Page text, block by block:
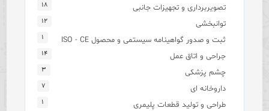
تصویربرداری و تجهیزات جانبی ۱۸
توانبخشی ۱۲
ثبت و صدور گواهینامه سیستمی و محصول ISO - CE ۱
جراحی و اتاق عمل ۱۴
چشم پزشکی ۳
داروخانه ای ۷
طراحی و تولید قطعات پلیمری ۱